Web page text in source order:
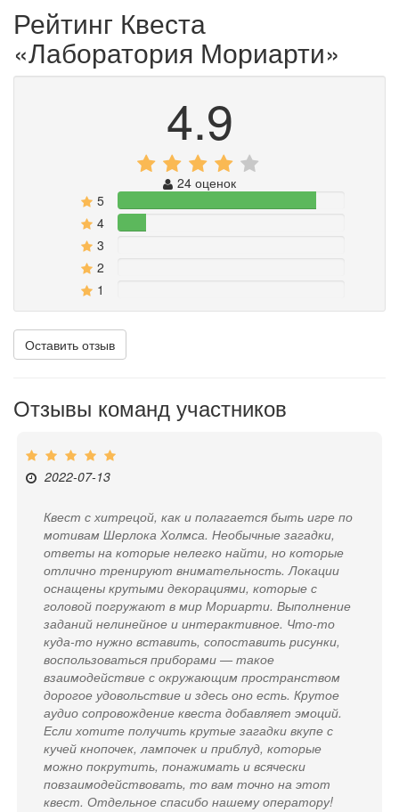
Рейтинг Квеста
«Лаборатория Мориарти»
4.9
24 оценок
5
87.5%
4 12.5%
3
2
1
Оставить отзыв
Отзывы команд участников
2022-07-13
Квест с хитрецой, как и полагается быть игре по
мотивам Шерлока Холмса. Необычные загадки,
ответы на которые нелегко найти, но которые
отлично тренируют внимательность. Локации
оснащены крутыми декорациями, которые с
головой погружают в мир Мориарти. Выполнение
заданий нелинейное и интерактивное. Что-то
куда-то нужно вставить, сопоставить рисунки,
воспользоваться приборами — такое
взаимодействие с окружающим пространством
дорогое удовольствие и здесь оно есть. Крутое
аудио сопровождение квеста добавляет эмоций.
Если хотите получить крутые загадки вкупе с
кучей кнопочек, лампочек и приблуд, которые
можно покрутить, понажимать и всячески
повзаимодействовать, то вам точно на этот
квест. Отдельное спасибо нашему оператору!